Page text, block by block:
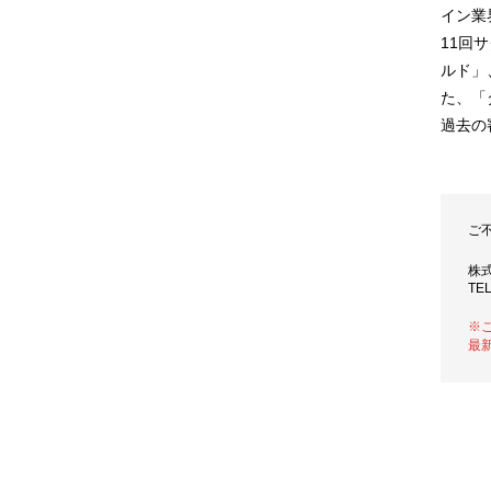
イン
11回
ルド
た、「
過去の
ご
株
※
最